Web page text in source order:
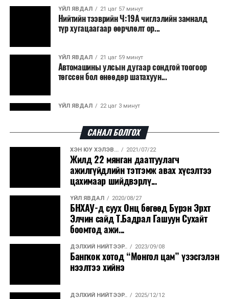
Япон, Герман, Швейцар, Нидерланд, Өмнөд Солонгос
зэрэг улс лаг хатаах, шатаах технологийг ашиглаж
байна. Тухайлбал, Германд лаг шатаах үйлдвэрээс
ашигладаг бол Нидерландад төвлөрсөн лаг
боловсруулах үйлдвэрүүдээр дулаан, цахилгаан
эрчим хүч үйлдвэрлэдэг.
Ийнхүү лаг хатаах, шатаах технологийг лагийн
эзлэхүүнийг бууруулахын зэрэгцээ эрчим хүч
үйлдвэрлэх, нөөцийг дахин ашиглах чиглэлээр олон
улсад өргөн ашиглаж байна.
ҮЙЛ ЯВДАЛ 21 цаг 57 минут
Нийтийн тээврийн Ч:19А чиглэлийн замналд
түр хугацаагаар өөрчлөлт ор...
ҮЙЛ ЯВДАЛ 21 цаг 59 минут
Автомашины улсын дугаар сондгой тоогоор
төгссөн бол өнөөдөр шатахуун...
ҮЙЛ ЯВДАЛ 22 цаг 3 минут
2026/08/06
“Уралдронзавод” компанийн ерөнхий
захирлын автомашиныг дэлбэлжээ...
ҮЙЛ ЯВДАЛ 2026/08/06
Сүхбаатар боомтоор тав хоногт 10 мянга гаруй
тонн АИ-92 автобензин и...
ДЭЛХИЙ НИЙТЭЭР.. 2026/08/06
Вашингтон мужийн ой хээрийн түймрийг
хяналтад авах ажил ахицтай байн...
САНАЛ БОЛГОХ
ХЭН ЮУ ХЭЛЭВ... 2021/07/22
Жилд 22 мянган даатгуулагч
ажилгүйдлийн тэтгэмж авах хүсэлтээ
цахимаар шийдвэрлү...
ҮЙЛ ЯВДАЛ 2020/08/27
БНХАУ-д суух Онц бөгөөд Бүрэн Эрхт
Элчин сайд Т.Бадрал Гашуун Сухайт
боомтод ажи...
ДЭЛХИЙ НИЙТЭЭР.. 2023/09/08
Бангкок хотод “Монгол цам” үзэсгэлэн
нээлтээ хийнэ
ДЭЛХИЙ НИЙТЭЭР.. 2025/12/12